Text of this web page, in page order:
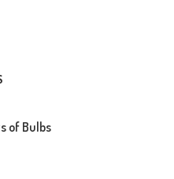
of Bulbs